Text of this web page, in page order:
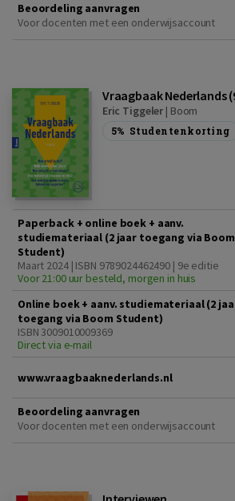
Beoordeling aanvragen
Voor docenten met een onderwijsaccount
Vraagbaak Nederlands
Eric Tiggeler | Boom
5% Studentenkorting
Paperback + online boek + aanv.
studiemateriaal (2 jaar toegang via Boom
Student)
Maart 2024 | ISBN 9789024462490 | 9e editie
Voor 21:00 uur besteld, morgen in huis
Online boek + aanv. studiemateriaal (2
toegang via Boom Student)
ISBN 3009010009369
Direct via e-mail
www.vraagbaaknederlands.nl
Beoordeling aanvragen
Voor docenten met een onderwijsaccount